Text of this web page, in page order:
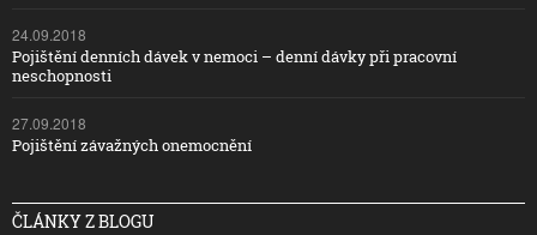
24.09.2018
Pojištění denních dávek v nemoci – denní dávky při pracovní
neschopnosti
27.09.2018
Pojištění závažných onemocnění
ČLÁNKY Z BLOGU